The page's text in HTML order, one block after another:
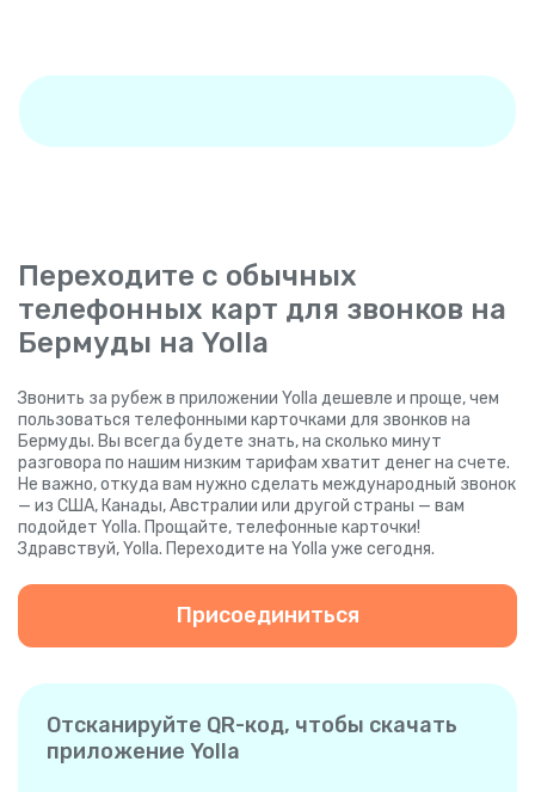
Переходите с обычных
телефонных карт для звонков на
Бермуды на Yolla
Звонить за рубеж в приложении Yolla дешевле и проще, чем
пользоваться телефонными карточками для звонков на
Бермуды. Вы всегда будете знать, на сколько минут
разговора по нашим низким тарифам хватит денег на счете.
Не важно, откуда вам нужно сделать международный звонок
— из США, Канады, Австралии или другой страны — вам
подойдет Yolla. Прощайте, телефонные карточки!
Здравствуй, Yolla. Переходите на Yolla уже сегодня.
Присоединиться
Отсканируйте QR-код, чтобы скачать
приложение Yolla